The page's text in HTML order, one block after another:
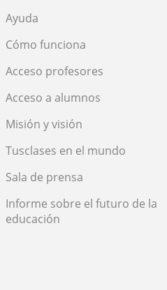
Ayuda
Cómo funciona
Acceso profesores
Acceso a alumnos
Misión y visión
Tusclases en el mundo
Sala de prensa
Informe sobre el futuro de la
educación